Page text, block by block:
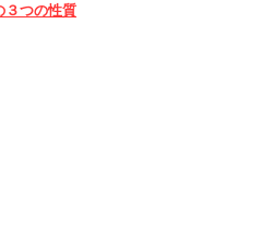
３つの性質